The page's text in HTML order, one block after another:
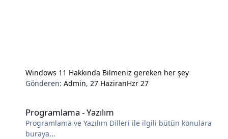
Windows 11 Hakkında Bilmeniz gereken her şey
Gönderen:Admin, 27 HaziranHzr 27
Programlama - Yazılım
Programlama ve Yazılım Dilleri ile ilgili bütün konulara
buraya...